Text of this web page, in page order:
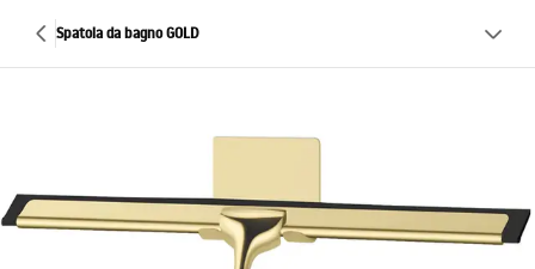
Spatola da bagno GOLD